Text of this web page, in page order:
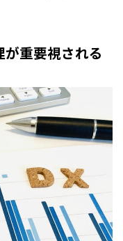
重要視される